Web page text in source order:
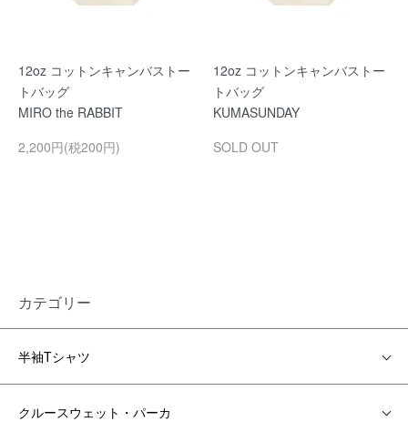
12oz コットンキャンバストー
トバッグ
MIRO the RABBIT
2,200円(税200円)
12oz コットンキャンバストー
トバッグ
KUMASUNDAY
SOLD OUT
カテゴリー
半袖Tシャツ
クルースウェット・パーカ